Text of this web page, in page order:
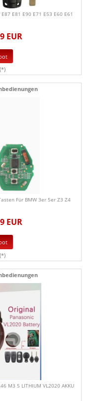
E81 E90 E71 E53 E60 E61
EUR
Für BMW 3er 5er Z3 Z4
EUR
M3 5 LITHIUM VL2020 AKKU